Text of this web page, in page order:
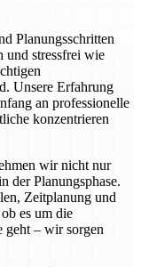
Planungsschritten
und stressfrei wie
Unsere Erfahrung
an professionelle
konzentrieren
wir nicht nur
der Planungsphase.
Zeitplanung und
es um die
– wir sorgen